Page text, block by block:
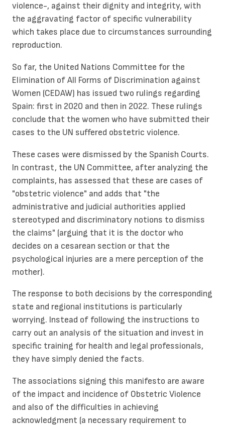
violence-, against their dignity and integrity, with
the aggravating factor of specific vulnerability
which takes place due to circumstances surrounding
reproduction.
So far, the United Nations Committee for the
Elimination of All Forms of Discrimination against
Women (CEDAW) has issued two rulings regarding
Spain: first in 2020 and then in 2022. These rulings
conclude that the women who have submitted their
cases to the UN suffered obstetric violence.
These cases were dismissed by the Spanish Courts.
In contrast, the UN Committee, after analyzing the
complaints, has assessed that these are cases of
"obstetric violence" and adds that "the
administrative and judicial authorities applied
stereotyped and discriminatory notions to dismiss
the claims" (arguing that it is the doctor who
decides on a cesarean section or that the
psychological injuries are a mere perception of the
mother).
The response to both decisions by the corresponding
state and regional institutions is particularly
worrying. Instead of following the instructions to
carry out an analysis of the situation and invest in
specific training for health and legal professionals,
they have simply denied the facts.
The associations signing this manifesto are aware
of the impact and incidence of Obstetric Violence
and also of the difficulties in achieving
acknowledgment (a necessary requirement to